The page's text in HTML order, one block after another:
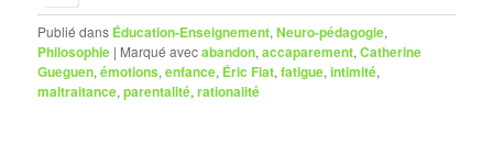
Publié dans Éducation-Enseignement,Neuro-pédagogie,
Philosophie | Marqué avecabandon,accaparement,Catherine
Gueguen,émotions,enfance, Éric Fiat,fatigue,intimité,
maltraitance,parentalité,rationalité